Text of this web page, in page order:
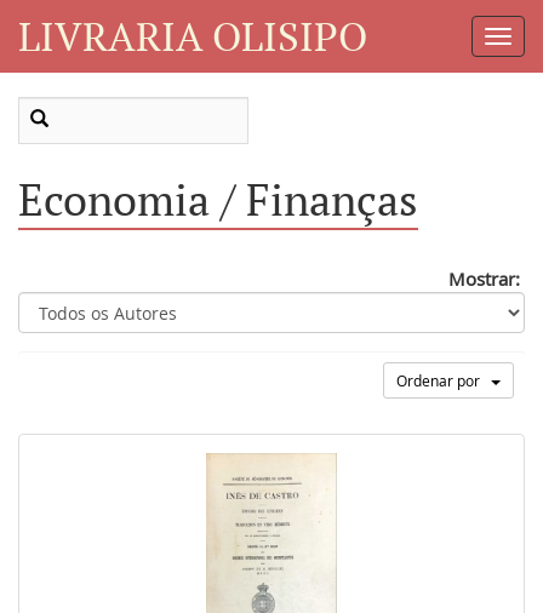
LIVRARIA OLISIPO
Economia / Finanças
Mostrar:
Ordenar por